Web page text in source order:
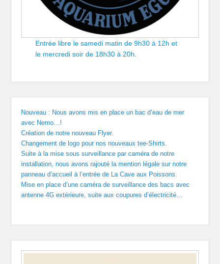
Entrée libre le samedi matin de 9h30 à 12h et
le mercredi soir de 18h30 à 20h.
Nouveau : Nous avons mis en place un bac d’eau de mer
avec Nemo…!
Création de notre nouveau Flyer.
Changement de logo pour nos nouveaux tee-Shirts.
Suite à la mise sous surveillance par caméra de notre
installation, nous avons rajouté la mention légale sur notre
panneau d’accueil à l’entrée de La Cave aux Poissons.
Mise en place d’une caméra de surveillance des bacs avec
antenne 4G extérieure, suite aux coupures d’électricité…